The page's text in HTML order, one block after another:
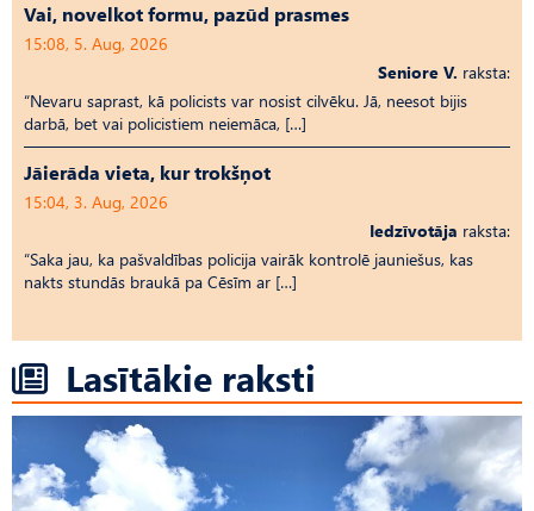
Vai, novelkot formu, pazūd prasmes
15:08, 5. Aug, 2026
Seniore V. raksta:
“Nevaru saprast, kā policists var nosist cilvēku. Jā, neesot bijis
darbā, bet vai policistiem neiemāca, […]
Jāierāda vieta, kur trokšņot
15:04, 3. Aug, 2026
Iedzīvotāja raksta:
“Saka jau, ka pašvaldības policija vairāk kontrolē jauniešus, kas
nakts stundās braukā pa Cēsīm ar […]
Lasītākie raksti